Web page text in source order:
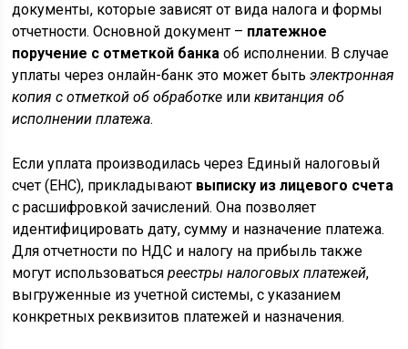
документы, которые зависят от вида налога и формы
отчетности. Основной документ – платежное
поручение с отметкой банка об исполнении. В случае
уплаты через онлайн-банк это может бытьэлектронная
копия с отметкой об обработке иликвитанция об
исполнении платежа.
Если уплата производилась через Единый налоговый
счет (ЕНС), прикладывают выписку из лицевого счета
с расшифровкой зачислений. Она позволяет
идентифицировать дату, сумму и назначение платежа.
Для отчетности по НДС и налогу на прибыль также
могут использоватьсяреестры налоговых платежей,
выгруженные из учетной системы, с указанием
конкретных реквизитов платежей и назначения.